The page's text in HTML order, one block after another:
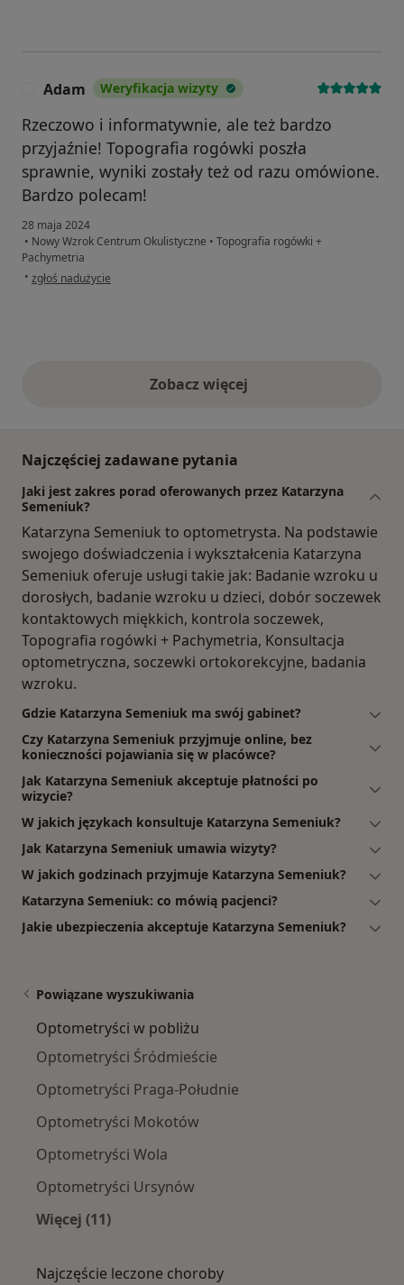
Adam Weryfikacja wizyty
Rzeczowo i informatywnie, ale też bardzo
przyjaźnie! Topografia rogówki poszła
sprawnie, wyniki zostały też od razu omówione.
Bardzo polecam!
28 maja 2024
• Nowy Wzrok Centrum Okulistyczne • Topografia rogówki +
Pachymetria
• w opinii użytkownika Adam
zgłoś nadużycie
Zobacz więcejopinie powyżej
Najczęściej zadawane pytania
Jaki jest zakres porad oferowanych przez Katarzyna
Semeniuk?
Katarzyna Semeniuk to optometrysta. Na podstawie
swojego doświadczenia i wykształcenia Katarzyna
Semeniuk oferuje usługi takie jak: Badanie wzroku u
dorosłych, badanie wzroku u dzieci, dobór soczewek
kontaktowych miękkich, kontrola soczewek,
Topografia rogówki + Pachymetria, Konsultacja
optometryczna, soczewki ortokorekcyjne, badania
wzroku.
Gdzie Katarzyna Semeniuk ma swój gabinet?
Czy Katarzyna Semeniuk przyjmuje online, bez
konieczności pojawiania się w placówce?
Jak Katarzyna Semeniuk akceptuje płatności po
wizycie?
W jakich językach konsultuje Katarzyna Semeniuk?
Jak Katarzyna Semeniuk umawia wizyty?
W jakich godzinach przyjmuje Katarzyna Semeniuk?
Katarzyna Semeniuk: co mówią pacjenci?
Jakie ubezpieczenia akceptuje Katarzyna Semeniuk?
Powiązane wyszukiwania
Optometryści w pobliżu
Optometryści Śródmieście
Optometryści Praga-Południe
Optometryści Mokotów
Optometryści Wola
Optometryści Ursynów
Więcej (11)
Najczęście leczone choroby